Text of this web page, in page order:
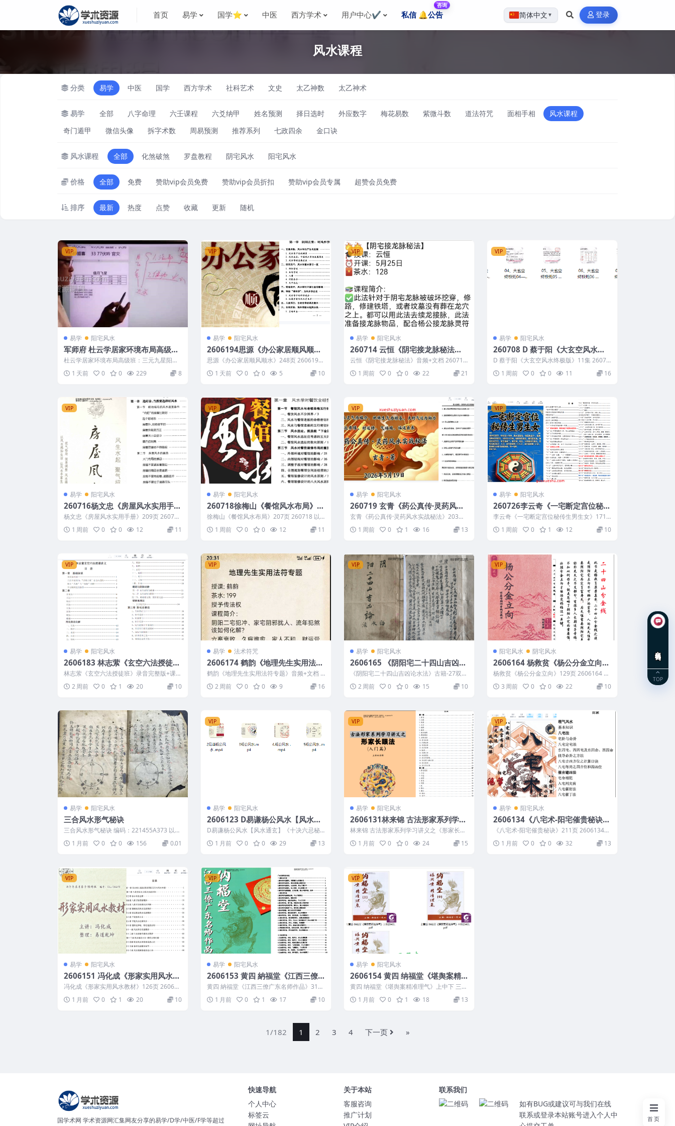
首页 易学 国学⭐ 中医 西方学术 用户中心✔️ 私信 🔔公告
咨询
简体中文 ▼ 登录
风水课程
分类 易学 中医 国学 西方学术 社科艺术 文史 太乙神数 太乙神术
易学 全部 八字命理 六壬课程 六爻纳甲 姓名预测 择日选时 外应数字 梅花易数 紫微斗数 道法符咒 面相手相
风水课程
奇门遁甲
微信头像 拆字术数 周易预测 推荐系列 七政四余 金口诀
风水课程 全部 化煞破煞 罗盘教程 阴宅风水 阳宅风水
价格 全部 免费 赞助vip会员免费 赞助vip会员折扣 赞助vip会员专属 超赞会员免费
排序 最新 热度 点赞 收藏 更新 随机
VIP
易学 阳宅风水
军师府 杜云学居家环境布局高级
班：三元九星阳宅风水 9讲
杜云学居家环境布局高级班：三元九星阳宅
风水 9讲 编号：221741D047 军...
1 天前 0 0 229 8
VIP
易学 阳宅风水
2606194思源《办公家居顺风顺
水》248页
思源《办公家居顺风顺水》248页 2606194
以下内容为整理的相关资料内容相...
1 天前 0 0 5 10
VIP
易学 阳宅风水
260714 云恒《阴宅接龙脉秘法》
音频+文档
云恒《阴宅接龙脉秘法》音频+文档 260714
260714 云恒《阴宅接龙脉秘...
1 周前 0 0 22 21
VIP
易学 阳宅风水
260708 D 蔡于阳《大玄空风水终
极版》11集
D 蔡于阳《大玄空风水终极版》11集 26070
8 ├── 01、大玄空终极班0...
1 周前 0 0 11 16
VIP
易学 阳宅风水
260716杨文忠《房屋风水实用手
册》209页
杨文忠《房屋风水实用手册》209页 260716
以下内容为整理的相关资料内容相...
1 周前 0 0 12 11
VIP
易学 阳宅风水
260718徐梅山《餐馆风水布局》2
07页
徐梅山《餐馆风水布局》207页 260718 以
下内容为整理的相关资料内容相关推...
1 周前 0 0 12 11
VIP
易学 阳宅风水
260719 玄青《药公真传·灵药风水
实战秘法》203页
玄青《药公真传·灵药风水实战秘法》203页
260719 以下内容为整理的相关资...
1 周前 0 1 16 13
VIP
易学 阳宅风水
260726李云奇《一宅断定宫位秘传
生男生女》171页
李云奇《一宅断定宫位秘传生男生女》171
1 周前 0 1 12 10
VIP
易学 阳宅风水
2606183 林志萦《玄空六法授徒
班》录音完整版+课堂讲义笔记（约
25小时音频）玄空风水师资培训班
当初学费百万级别
林志萦《玄空六法授徒班》录音完整版+课堂
讲义笔记（约25小时音频）玄空风水师资
培...2 周前 0 1 20 10
VIP
易学 法术符咒
2606174 鹤韵《地理先生实用法符
专题》音频+文档
鹤韵《地理先生实用法符专题》音频+文档 2
606174 以下内容为...
2 周前 0 0 9 16
VIP
易学 阳宅风水
2606165 《阴阳宅二十四山吉凶论
水法》古籍-27双页
《阴阳宅二十四山吉凶论水法》古籍-27双页
2606165 以下内容为整理的相关...
2 周前 0 0 15 10
VIP
阳宅风水 阴宅风水
2606164 杨救贫《杨公分金立向》
129页
杨救贫《杨公分金立向》129页 2606164 以
下内容为整理的相关资料内容相关...
3 周前 0 0 22 10
易学 阳宅风水
三合风水形气秘诀
三合风水形气秘诀 编码：221455A373 以下
内容为整理的相关资料内容相关推...
1 月前 0 0 156 0.01
VIP
易学 阳宅风水
2606123 D易谦杨公风水【风水通
玄】《十决六忌秘传技法》正课+公
开课
D易谦杨公风水【风水通玄】《十决六忌秘
传技法》正课+公开课 2606123 26...
1 月前 0 0 29 13
VIP
易学 阳宅风水
2606131林来锦 古法形家系列学习
讲义之《形家长眼法》入门篇 197
页
林来锦 古法形家系列学习讲义之《形家长眼
法》入门篇 197页 2606131 以...
1 月前 0 0 24 15
VIP
易学 阳宅风水
2606134《八宅术-阳宅催贵秘诀》
211页
《八宅术-阳宅催贵秘诀》211页 2606134
以下内容为整理的相关资料内容相...
1 月前 0 0 32 13
VIP
易学 阳宅风水
2606151 冯化成《形家实用风水教
材》126页
冯化成《形家实用风水教材》126页 260615
1 以下内容为整理的相关资料内容...
1 月前 0 1 20 10
VIP
易学 阳宅风水
2606153 黄四 納福堂《江西三僚
广东名师作品》312页
黄四 納福堂《江西三僚广东名师作品》312
页 2606153 以下内容为整理的相...
1 月前 0 1 17 10
VIP
易学 阳宅风水
2606154 黄四 纳福堂《堪舆案精
准理气》上中下 三册
黄四 纳福堂《堪舆案精准理气》上中下 三册
2606154 2606154 黄四...
1 月前 0 1 18 13
1/182 1 2 3 4 下一页 »
国学术网 学术资源网汇集网友分享的易学/D学/中医/F学等超过
快速导航
个人中心
标签云
关于本站
客服咨询
推广计划
联系我们
如有BUG或建议可与我们在线
联系或登录本站账号进入个人中
首页
TOP